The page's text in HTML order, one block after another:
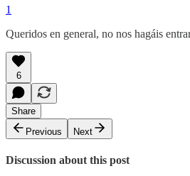
1
Queridos en general, no nos hagáis
6
Share
Previous
Next
Discussion about this post